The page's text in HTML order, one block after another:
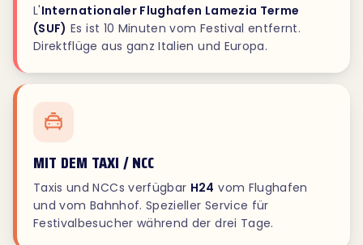
L'Internationaler Flughafen Lamezia Terme
(SUF) Es ist 10 Minuten vom Festival entfernt.
Direktflüge aus ganz Italien und Europa.
MIT DEM TAXI / NCC
Taxis und NCCs verfügbar H24 vom Flughafen
und vom Bahnhof. Spezieller Service für
Festivalbesucher während der drei Tage.